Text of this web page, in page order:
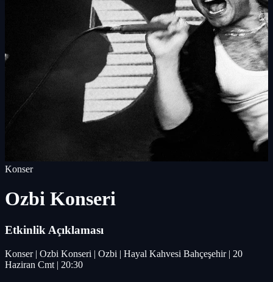
Konser
Ozbi Konseri
Etkinlik Açıklaması
Konser | Ozbi Konseri | Ozbi | Hayal Kahvesi Bahçeşehir | 20
Haziran Cmt | 20:30